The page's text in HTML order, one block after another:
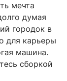
мечта
думая
городок в
для карьеры
машина.
сборкой